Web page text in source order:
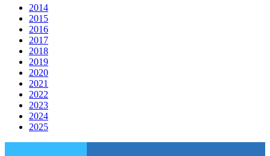
2014
2015
2016
2017
2018
2019
2020
2021
2022
2023
2024
2025